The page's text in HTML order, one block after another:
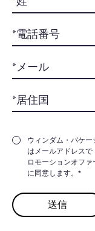
ウィンダム・バケ
はメールアドレス
ロモーションオフ
に同意します。*